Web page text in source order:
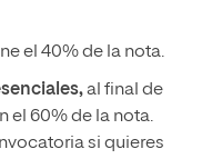
el 40% de la nota.
al final de
el 60% de la nota.
si quieres